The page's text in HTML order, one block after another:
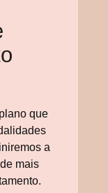
que
a
mais